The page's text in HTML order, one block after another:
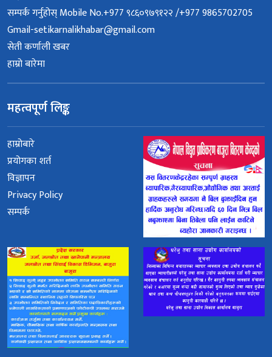
सम्पर्क गर्नुहोस् Mobile No.+977 ९८६०९७९१२२ /+977 9865702705
Gmail-setikarnalikhabar@gmail.com
सेती कर्णाली खबर
हाम्रो बारेमा
महत्वपूर्ण लिङ्क
हाम्रोबारे
प्रयोगका शर्त
विज्ञापन
Privacy Policy
सम्पर्क